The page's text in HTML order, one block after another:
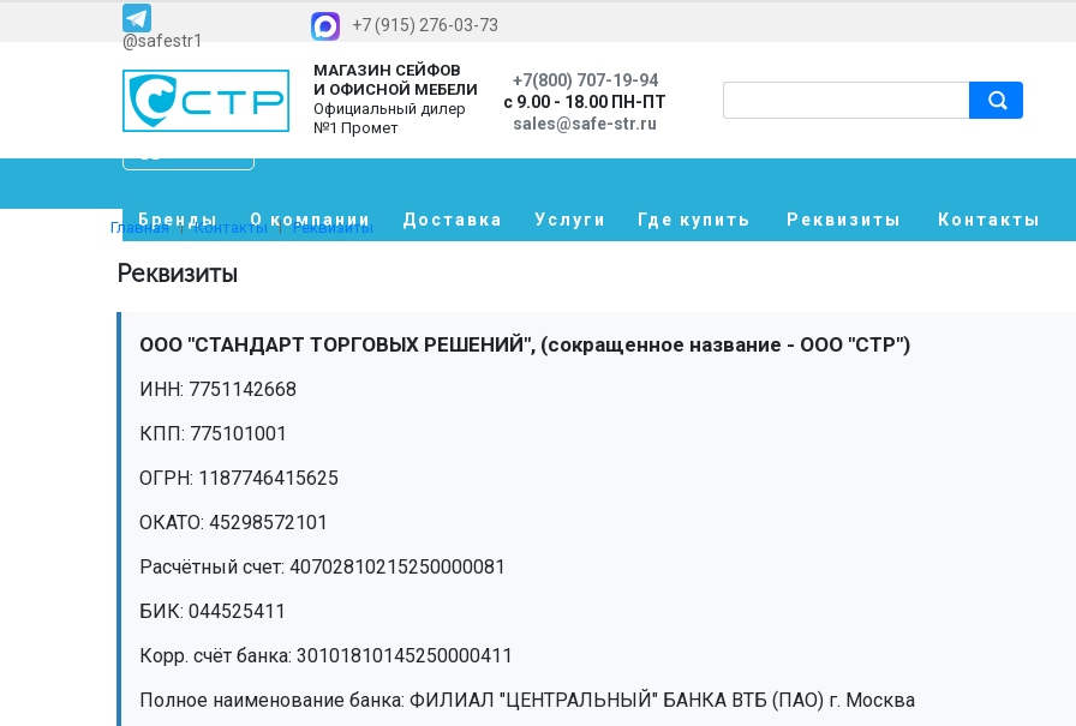
@safestr1
+7 (915) 276-03-73
МАГАЗИН СЕЙФОВ
И ОФИСНОЙ МЕБЕЛИ
Официальный дилер
№1 Промет
+7(800) 707-19-94
с 9.00 - 18.00 ПН-ПТ
sales@safe-str.ru
Бренды О компании Доставка Услуги Где купить Реквизиты Контакты
Главная Контакты Реквизиты
Реквизиты
ООО "СТАНДАРТ ТОРГОВЫХ РЕШЕНИЙ", (сокращенное название - ООО "СТР")
ИНН: 7751142668
КПП: 775101001
ОГРН: 1187746415625
ОКАТО: 45298572101
Расчётный счет: 40702810215250000081
БИК: 044525411
Корр. счёт банка: 30101810145250000411
Полное наименование банка: ФИЛИАЛ "ЦЕНТРАЛЬНЫЙ" БАНКА ВТБ (ПАО) г. Москва